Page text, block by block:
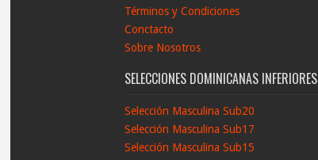
Términos y Condiciones
Conctacto
Sobre Nosotros
SELECCIONES DOMINICANAS INFERIORES
Selección Masculina Sub20
Selección Masculina Sub17
Selección Masculina Sub15